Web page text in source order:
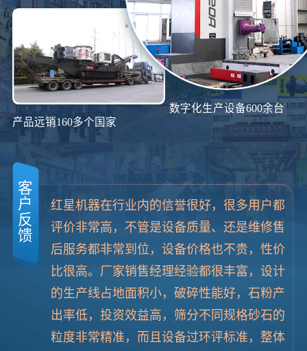
产品远销160多个国家
数字化生产设备600余台
客
户
反
馈
红星机器在行业内的信誉很好，很多用户都
评价非常高，不管是设备质量、还是维修售
后服务都非常到位，设备价格也不贵，性价
比很高。厂家销售经理经验都很丰富，设计
的生产线占地面积小，破碎性能好，石粉产
出率低，投资效益高，筛分不同规格砂石的
粒度非常精准，而且设备过环评标准，整体